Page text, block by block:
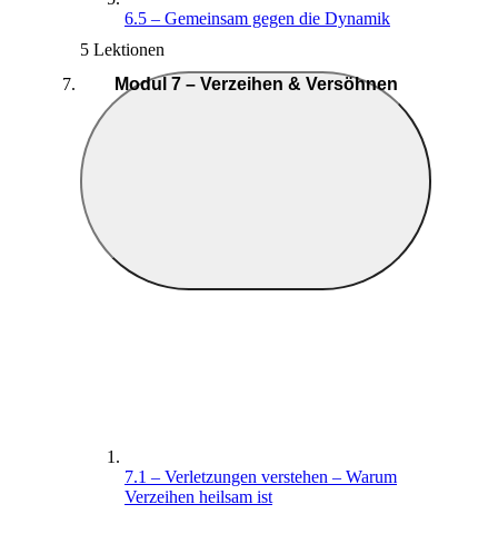
6.5 – Gemeinsam gegen die Dynamik
5 Lektionen
Modul 7 – Verzeihen & Versöhnen
7.1 – Verletzungen verstehen – Warum
Verzeihen heilsam ist